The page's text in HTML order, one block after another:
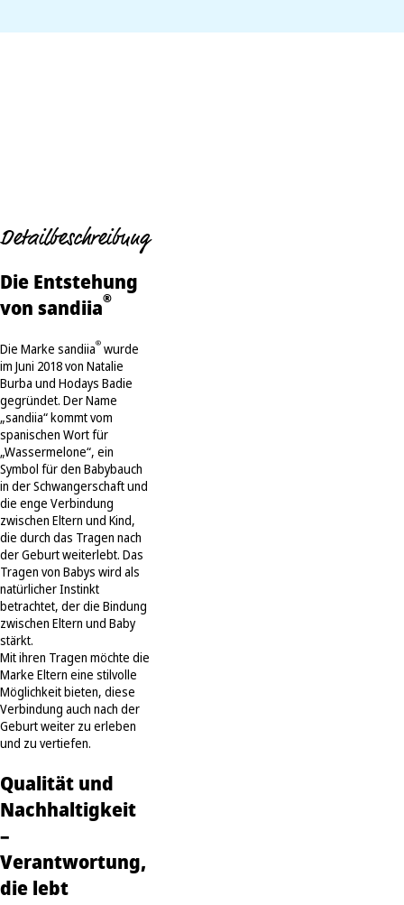
Detailbeschreibung
Die Entstehung
von sandiia®
Die Marke sandiia® wurde
im Juni 2018 von Natalie
Burba und Hodays Badie
gegründet. Der Name
„sandiia“ kommt vom
spanischen Wort für
„Wassermelone“, ein
Symbol für den Babybauch
in der Schwangerschaft und
die enge Verbindung
zwischen Eltern und Kind,
die durch das Tragen nach
der Geburt weiterlebt. Das
Tragen von Babys wird als
natürlicher Instinkt
betrachtet, der die Bindung
zwischen Eltern und Baby
stärkt.
Mit ihren Tragen möchte die
Marke Eltern eine stilvolle
Möglichkeit bieten, diese
Verbindung auch nach der
Geburt weiter zu erleben
und zu vertiefen.
Qualität und
Nachhaltigkeit
–
Verantwortung,
die lebt